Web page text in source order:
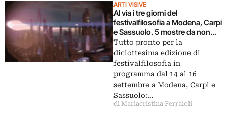
ARTI VISIVE
Al via i tre giorni del
festivalfilosofia a Modena, Carpi
e Sassuolo. 5 mostre da non
perdere
Tutto pronto per la
diciottesima edizione di
festivalfilosofia in
programma dal 14 al 16
settembre a Modena, Carpi e
Sassuolo:…
di Mariacristina Ferraioli